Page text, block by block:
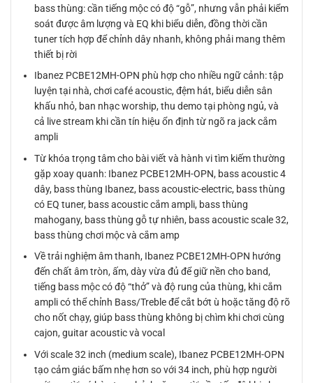
bass thùng: cần tiếng mộc có độ “gỗ”, nhưng vẫn phải kiểm
soát được âm lượng và EQ khi biểu diễn, đồng thời cần
tuner tích hợp để chỉnh dây nhanh, không phải mang thêm
thiết bị rời
Ibanez PCBE12MH-OPN phù hợp cho nhiều ngữ cảnh: tập
luyện tại nhà, chơi café acoustic, đệm hát, biểu diễn sân
khấu nhỏ, ban nhạc worship, thu demo tại phòng ngủ, và
cả live stream khi cần tín hiệu ổn định từ ngõ ra jack cắm
ampli
Từ khóa trọng tâm cho bài viết và hành vi tìm kiếm thường
gặp xoay quanh: Ibanez PCBE12MH-OPN, bass acoustic 4
dây, bass thùng Ibanez, bass acoustic-electric, bass thùng
có EQ tuner, bass acoustic cắm ampli, bass thùng
mahogany, bass thùng gỗ tự nhiên, bass acoustic scale 32,
bass thùng chơi mộc và cắm amp
Về trải nghiệm âm thanh, Ibanez PCBE12MH-OPN hướng
đến chất âm tròn, ấm, dày vừa đủ để giữ nền cho band,
tiếng bass mộc có độ “thở” và độ rung của thùng, khi cắm
ampli có thể chỉnh Bass/Treble để cắt bớt ù hoặc tăng độ rõ
cho nốt chạy, giúp bass thùng không bị chìm khi chơi cùng
cajon, guitar acoustic và vocal
Với scale 32 inch (medium scale), Ibanez PCBE12MH-OPN
tạo cảm giác bấm nhẹ hơn so với 34 inch, phù hợp người